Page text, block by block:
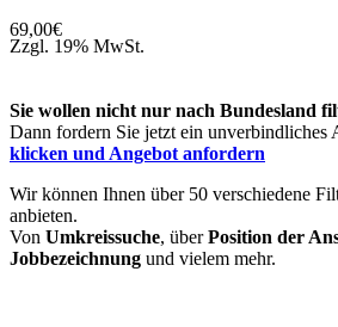
69,00€
Zzgl. 19% MwSt.
Sie wollen nicht nur nach Bundesland
Dann fordern Sie jetzt ein unverbindliches
klicken und Angebot anfordern
Wir können Ihnen über 50 verschiedene
anbieten.
Von Umkreissuche, überPosition der
Jobbezeichnung und vielem mehr.